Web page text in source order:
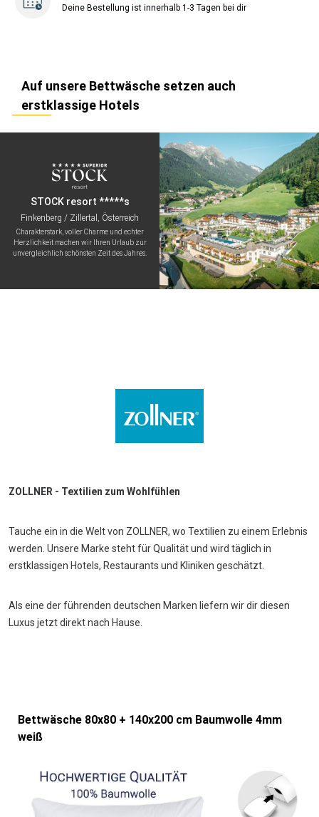
Deine Bestellung ist innerhalb 1-3 Tagen bei dir
Auf unsere Bettwäsche setzen auch
erstklassige Hotels
STOCK resort *****s
Finkenberg / Zillertal, Österreich
Charakterstark, voller Charme und echter
Herzlichkeit machen wir Ihren Urlaub zur
unvergleichlich schönsten Zeit des Jahres.
ZOLLNER - Textilien zum Wohlfühlen
Tauche ein in die Welt von ZOLLNER, wo Textilien zu einem Erlebnis
werden. Unsere Marke steht für Qualität und wird täglich in
erstklassigen Hotels, Restaurants und Kliniken geschätzt.
Als eine der führenden deutschen Marken liefern wir dir diesen
Luxus jetzt direkt nach Hause.
Bettwäsche 80x80 + 140x200 cm Baumwolle 4mm
weiß